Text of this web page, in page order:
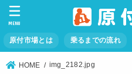
原付市場とは 乗るまでの流れ
MENU
HOME img_2182.jpg